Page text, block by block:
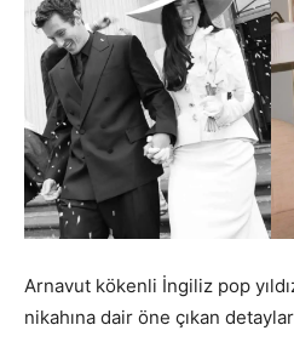
Arnavut kökenli İngiliz pop
nikahına dair öne çıkan